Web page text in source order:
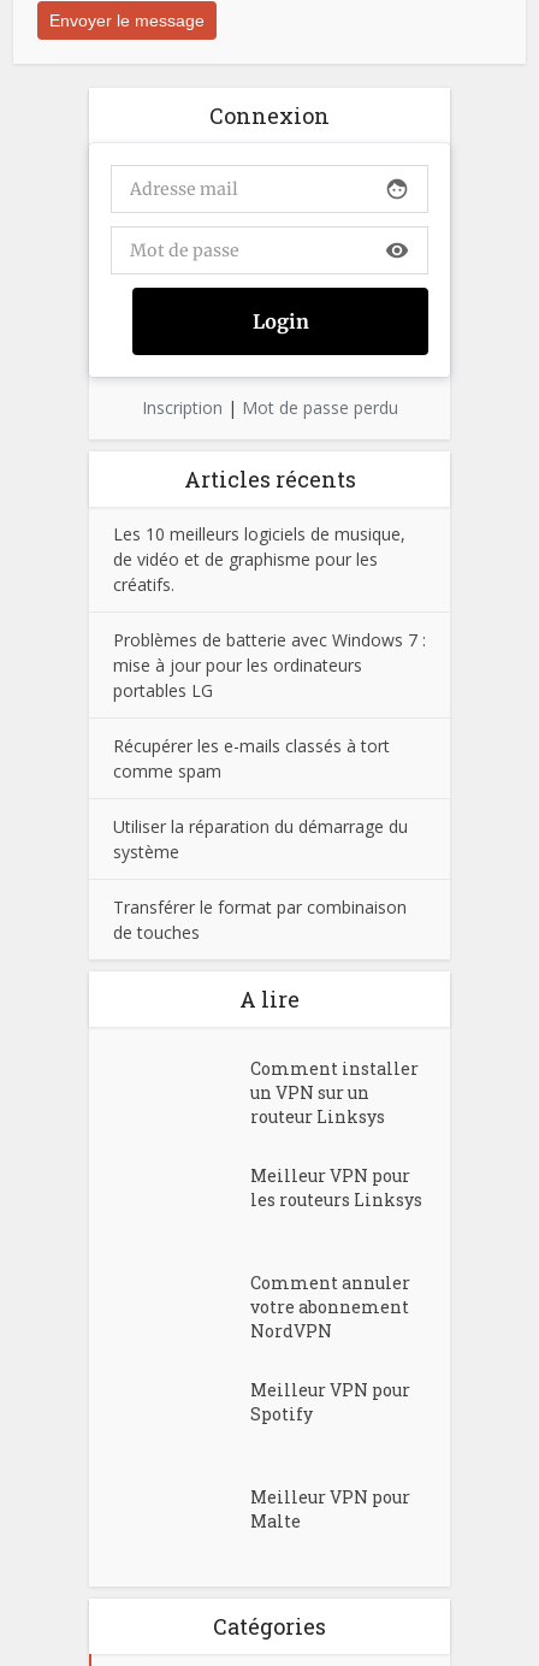
Connexion
face
visibility
Inscription | Mot de passe perdu
Articles récents
Les 10 meilleurs logiciels de musique,
de vidéo et de graphisme pour les
créatifs.
Problèmes de batterie avec Windows 7 :
mise à jour pour les ordinateurs
portables LG
Récupérer les e-mails classés à tort
comme spam
Utiliser la réparation du démarrage du
système
Transférer le format par combinaison
de touches
A lire
Comment installer
un VPN sur un
routeur Linksys
Meilleur VPN pour
les routeurs Linksys
Comment annuler
votre abonnement
NordVPN
Meilleur VPN pour
Spotify
Meilleur VPN pour
Malte
Catégories